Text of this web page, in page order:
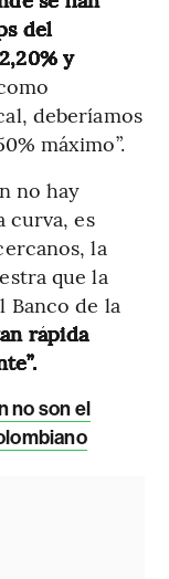
del
y
deberíamos
máximo”.
no hay
curva, es
la
que la
Banco de la
rápida
no son el